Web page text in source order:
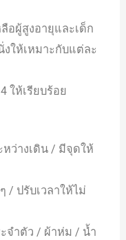
อผู้สูงอายุและเด็ก
ให้เหมาะกับแต่ละ
ให้เรียบร้อย
ว่างเดิน / มีจุดให้
/ ปรับเวลาให้ไม่
จำตัว / ผ้าห่ม / น้ำ